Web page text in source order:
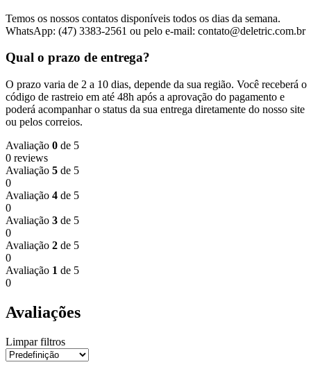
Temos os nossos contatos disponíveis todos os dias da semana.
WhatsApp: (47) 3383-2561 ou pelo e-mail: contato@deletric.com.br
Qual o prazo de entrega?
O prazo varia de 2 a 10 dias, depende da sua região. Você receberá o
código de rastreio em até 48h após a aprovação do pagamento e
poderá acompanhar o status da sua entrega diretamente do nosso site
ou pelos correios.
Avaliação 0 de 5
0 reviews
Avaliação 5 de 5
0
Avaliação 4 de 5
0
Avaliação 3 de 5
0
Avaliação 2 de 5
0
Avaliação 1 de 5
0
Avaliações
Limpar filtros